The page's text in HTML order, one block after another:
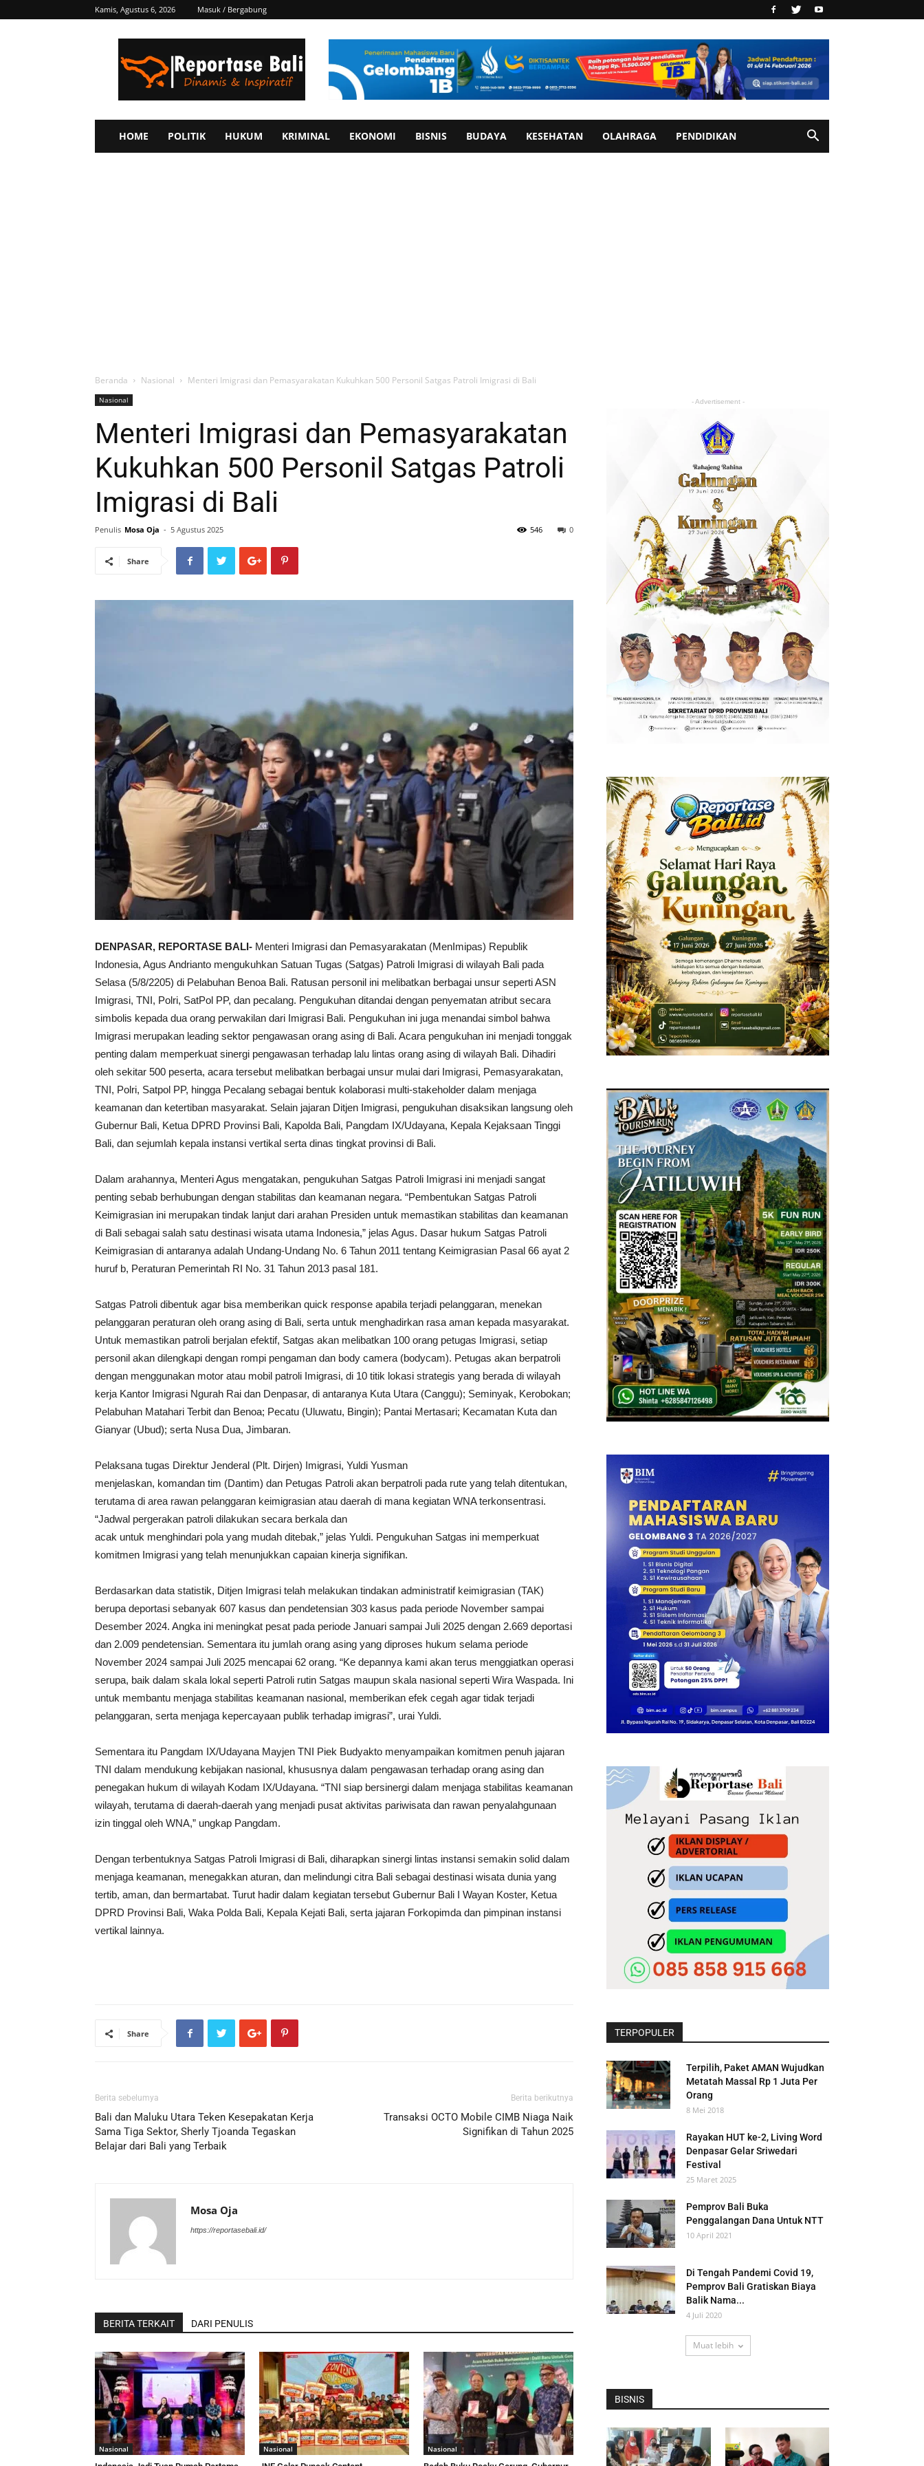
Kamis, Agustus 6, 2026 Masuk / Bergabung
Bali
HOME POLITIK HUKUM KRIMINAL EKONOMI BISNIS BUDAYA KESEHATAN OLAHRAGA PENDIDIKAN
Beranda Nasional Menteri Imigrasi dan Pemasyarakatan Kukuhkan 500 Personil Satgas Patroli Imigrasi di Bali
Nasional
Menteri Imigrasi dan Pemasyarakatan
Kukuhkan 500 Personil Satgas Patroli
Imigrasi di Bali
Penulis Mosa Oja - 5 Agustus 2025 0
546
Share
DENPASAR, REPORTASE BALI- Menteri Imigrasi dan Pemasyarakatan (MenImipas) Republik
Indonesia, Agus Andrianto mengukuhkan Satuan Tugas (Satgas) Patroli Imigrasi di wilayah Bali pada
Selasa (5/8/2205) di Pelabuhan Benoa Bali. Ratusan personil ini melibatkan berbagai unsur seperti ASN
Imigrasi, TNI, Polri, SatPol PP, dan pecalang. Pengukuhan ditandai dengan penyematan atribut secara
simbolis kepada dua orang perwakilan dari Imigrasi Bali. Pengukuhan ini juga menandai simbol bahwa
Imigrasi merupakan leading sektor pengawasan orang asing di Bali. Acara pengukuhan ini menjadi tonggak
penting dalam memperkuat sinergi pengawasan terhadap lalu lintas orang asing di wilayah Bali. Dihadiri
oleh sekitar 500 peserta, acara tersebut melibatkan berbagai unsur mulai dari Imigrasi, Pemasyarakatan,
TNI, Polri, Satpol PP, hingga Pecalang sebagai bentuk kolaborasi multi-stakeholder dalam menjaga
keamanan dan ketertiban masyarakat. Selain jajaran Ditjen Imigrasi, pengukuhan disaksikan langsung oleh
Gubernur Bali, Ketua DPRD Provinsi Bali, Kapolda Bali, Pangdam IX/Udayana, Kepala Kejaksaan Tinggi
Bali, dan sejumlah kepala instansi vertikal serta dinas tingkat provinsi di Bali.
Dalam arahannya, Menteri Agus mengatakan, pengukuhan Satgas Patroli Imigrasi ini menjadi sangat
penting sebab berhubungan dengan stabilitas dan keamanan negara. “Pembentukan Satgas Patroli
Keimigrasian ini merupakan tindak lanjut dari arahan Presiden untuk memastikan stabilitas dan keamanan
di Bali sebagai salah satu destinasi wisata utama Indonesia,” jelas Agus. Dasar hukum Satgas Patroli
Keimigrasian di antaranya adalah Undang-Undang No. 6 Tahun 2011 tentang Keimigrasian Pasal 66 ayat 2
huruf b, Peraturan Pemerintah RI No. 31 Tahun 2013 pasal 181.
Satgas Patroli dibentuk agar bisa memberikan quick response apabila terjadi pelanggaran, menekan
pelanggaran peraturan oleh orang asing di Bali, serta untuk menghadirkan rasa aman kepada masyarakat.
Untuk memastikan patroli berjalan efektif, Satgas akan melibatkan 100 orang petugas Imigrasi, setiap
personil akan dilengkapi dengan rompi pengaman dan body camera (bodycam). Petugas akan berpatroli
dengan menggunakan motor atau mobil patroli Imigrasi, di 10 titik lokasi strategis yang berada di wilayah
kerja Kantor Imigrasi Ngurah Rai dan Denpasar, di antaranya Kuta Utara (Canggu); Seminyak, Kerobokan;
Pelabuhan Matahari Terbit dan Benoa; Pecatu (Uluwatu, Bingin); Pantai Mertasari; Kecamatan Kuta dan
Gianyar (Ubud); serta Nusa Dua, Jimbaran.
Pelaksana tugas Direktur Jenderal (Plt. Dirjen) Imigrasi, Yuldi Yusman
menjelaskan, komandan tim (Dantim) dan Petugas Patroli akan berpatroli pada rute yang telah ditentukan,
terutama di area rawan pelanggaran keimigrasian atau daerah di mana kegiatan WNA terkonsentrasi.
“Jadwal pergerakan patroli dilakukan secara berkala dan
acak untuk menghindari pola yang mudah ditebak,” jelas Yuldi. Pengukuhan Satgas ini memperkuat
komitmen Imigrasi yang telah menunjukkan capaian kinerja signifikan.
Berdasarkan data statistik, Ditjen Imigrasi telah melakukan tindakan administratif keimigrasian (TAK)
berupa deportasi sebanyak 607 kasus dan pendetensian 303 kasus pada periode November sampai
Desember 2024. Angka ini meningkat pesat pada periode Januari sampai Juli 2025 dengan 2.669 deportasi
dan 2.009 pendetensian. Sementara itu jumlah orang asing yang diproses hukum selama periode
November 2024 sampai Juli 2025 mencapai 62 orang. “Ke depannya kami akan terus menggiatkan operasi
serupa, baik dalam skala lokal seperti Patroli rutin Satgas maupun skala nasional seperti Wira Waspada. Ini
untuk membantu menjaga stabilitas keamanan nasional, memberikan efek cegah agar tidak terjadi
pelanggaran, serta menjaga kepercayaan publik terhadap imigrasi”, urai Yuldi.
Sementara itu Pangdam IX/Udayana Mayjen TNI Piek Budyakto menyampaikan komitmen penuh jajaran
TNI dalam mendukung kebijakan nasional, khususnya dalam pengawasan terhadap orang asing dan
penegakan hukum di wilayah Kodam IX/Udayana. “TNI siap bersinergi dalam menjaga stabilitas keamanan
wilayah, terutama di daerah-daerah yang menjadi pusat aktivitas pariwisata dan rawan penyalahgunaan
izin tinggal oleh WNA,” ungkap Pangdam.
Dengan terbentuknya Satgas Patroli Imigrasi di Bali, diharapkan sinergi lintas instansi semakin solid dalam
menjaga keamanan, menegakkan aturan, dan melindungi citra Bali sebagai destinasi wisata dunia yang
tertib, aman, dan bermartabat. Turut hadir dalam kegiatan tersebut Gubernur Bali I Wayan Koster, Ketua
DPRD Provinsi Bali, Waka Polda Bali, Kepala Kejati Bali, serta jajaran Forkopimda dan pimpinan instansi
vertikal lainnya.
Share
Berita sebelumya
Bali dan Maluku Utara Teken Kesepakatan Kerja
Sama Tiga Sektor, Sherly Tjoanda Tegaskan
Belajar dari Bali yang Terbaik
Berita berikutnya
Transaksi OCTO Mobile CIMB Niaga Naik
Signifikan di Tahun 2025
Mosa Oja
https://reportasebali.id/
BERITA TERKAIT DARI PENULIS
Nasional Nasional Nasional
- Advertisement -
TERPOPULER
Terpilih, Paket AMAN Wujudkan
Metatah Massal Rp 1 Juta Per
Orang
8 Mei 2018
Rayakan HUT ke-2, Living Word
Denpasar Gelar Sriwedari
Festival
25 Maret 2025
Pemprov Bali Buka
Penggalangan Dana Untuk NTT
10 April 2021
Di Tengah Pandemi Covid 19,
Pemprov Bali Gratiskan Biaya
Balik Nama...
4 Juli 2020
Muat lebih
BISNIS